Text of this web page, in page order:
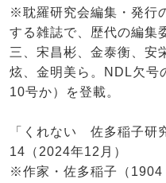
※耽羅研究会編集・発行
する雑誌で、歴代の編集
三、宋昌彬、金泰衡、安
炫、金明美ら。NDL欠号
10号か）を登載。
「くれない 佐多稲子研
14（2024年12月）
※作家・佐多稲子（1904